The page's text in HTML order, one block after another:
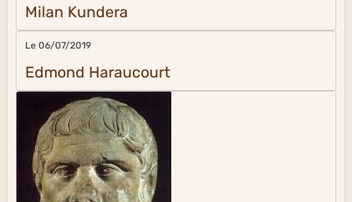
Milan Kundera
Le 06/07/2019
Edmond Haraucourt